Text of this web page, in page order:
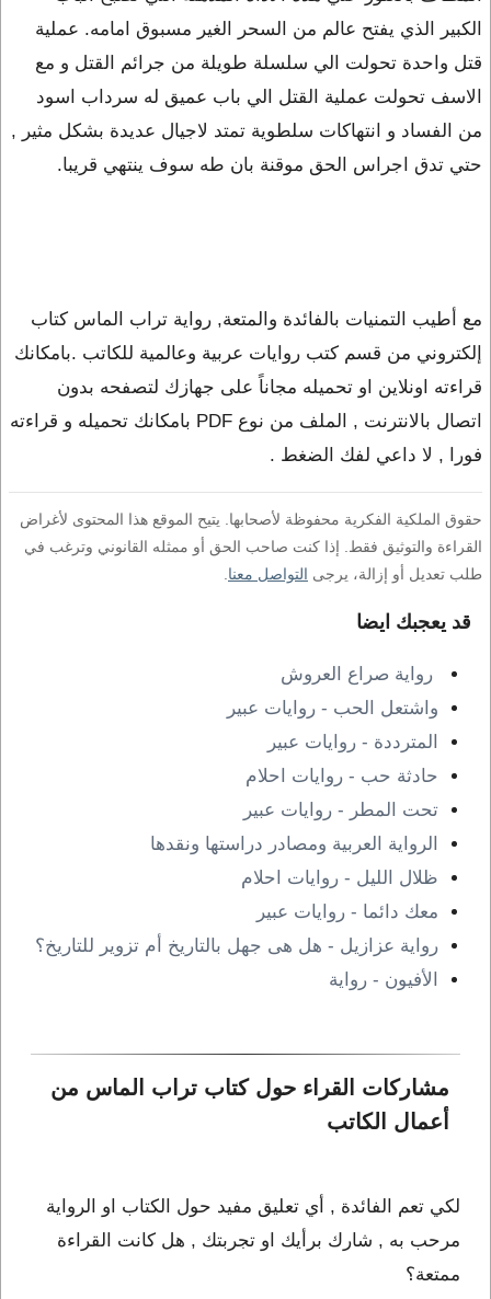
الكبير الذي يفتح عالم من السحر الغير مسبوق امامه. عملية
قتل واحدة تحولت الي سلسلة طويلة من جرائم القتل و مع
الاسف تحولت عملية القتل الي باب عميق له سرداب اسود
من الفساد و انتهاكات سلطوية تمتد لاجيال عديدة بشكل مثير ,
حتي تدق اجراس الحق موقنة بان طه سوف ينتهي قريبا.
مع أطيب التمنيات بالفائدة والمتعة, رواية تراب الماس كتاب
إلكتروني من قسم كتب روايات عربية وعالمية للكاتب .بامكانك
قراءته اونلاين او تحميله مجاناً على جهازك لتصفحه بدون
اتصال بالانترنت , الملف من نوع PDF بامكانك تحميله و قراءته
فورا , لا داعي لفك الضغط .
حقوق الملكية الفكرية محفوظة لأصحابها. يتيح الموقع هذا المحتوى لأغراض
القراءة والتوثيق فقط. إذا كنت صاحب الحق أو ممثله القانوني وترغب في
طلب تعديل أو إزالة، يرجى التواصل معنا
قد يعجبك ايضا
رواية صراع العروش
واشتعل الحب - روايات عبير
المترددة - روايات عبير
حادثة حب - روايات احلام
تحت المطر - روايات عبير
الرواية العربية ومصادر دراستها ونقدها
ظلال الليل - روايات احلام
معك دائما - روايات عبير
رواية عزازيل - هل هى جهل بالتاريخ أم تزوير للتاريخ؟
الأفيون - رواية
مشاركات القراء حول كتاب تراب الماس من
أعمال الكاتب
لكي تعم الفائدة , أي تعليق مفيد حول الكتاب او الرواية
مرحب به , شارك برأيك او تجربتك , هل كانت القراءة
ممتعة؟